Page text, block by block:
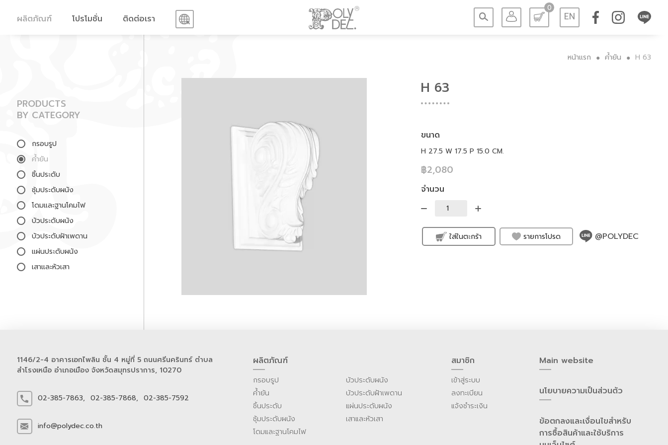
ผลิตภัณฑ์ โปรโมชั่น ติดต่อเรา
0
EN
PRODUCTS
BY CATEGORY
กรอบรูป
ค้ำยัน
ชิ้นประดับ
ซุ้มประดับผนัง
โดมและฐานโคมไฟ
บัวประดับผนัง
บัวประดับฝ้าเพดาน
แผ่นประดับผนัง
เสาและหัวเสา
หน้าแรก ● ค้ำยัน ● H 63
H 63
ขนาด
H 27.5 W 17.5 P 15.0 CM.
฿2,080
จำนวน
ใส่ในตะกร้า รายการโปรด @POLYDEC
1146/2-4 อาคารเอกไพลิน ชั้น 4 หมู่ที่ 5 ถนนศรีนครินทร์ ตำบล
สำโรงเหนือ อำเภอเมือง จังหวัดสมุทรปราการ, 10270
02-385-7863, 02-385-7868, 02-385-7592
info@polydec.co.th
ผลิตภัณฑ์
กรอบรูป
ค้ำยัน
ชิ้นประดับ
ซุ้มประดับผนัง
โดมและฐานโคมไฟ
บัวประดับผนัง
บัวประดับฝ้าเพดาน
แผ่นประดับผนัง
เสาและหัวเสา
สมาชิก
เข้าสู่ระบบ
ลงทะเบียน
แจ้งชำระเงิน
Main website
นโยบายความเป็นส่วนต้ว
ข้อตกลงและเงื่อนไขสำหรับ
การซื้อสินค้าและใช้บริการ